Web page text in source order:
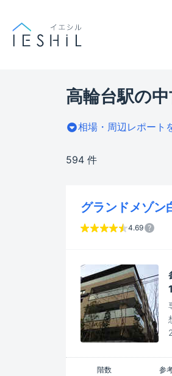
高輪台駅の
相場・周辺レポート
594 件
グランドメゾン
4.69
階数 参